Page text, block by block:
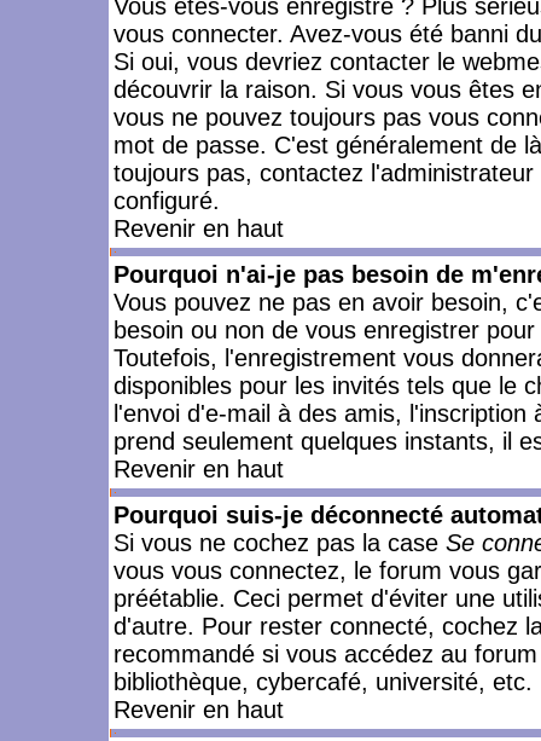
Vous êtes-vous enregistré ? Plus
vous connecter. Avez-vous été banni
Si oui, vous devriez contacter le
découvrir la raison. Si vous vous êtes
vous ne pouvez toujours pas vous
mot de passe. C'est généralement de
toujours pas, contactez
configuré.
Revenir en haut
Pourquoi n'ai-je pas besoin de
Vous pouvez ne pas en avoir besoin,
besoin ou non de vous enregistrer
Toutefois, l'enregistrement vous
disponibles pour les invités tels que le
l'envoi d'e-mail à des amis,
prend seulement quelques instants, il
Revenir en haut
Pourquoi suis-je déconnecté
Si vous ne cochez pas la case Se
vous vous connectez, le forum vous
préétablie. Ceci permet d'éviter une
d'autre. Pour rester connecté, cochez
recommandé si vous accédez au
bibliothèque, cybercafé, université, etc.
Revenir en haut